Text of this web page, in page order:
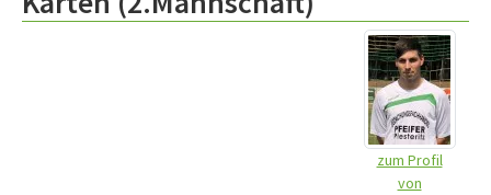
zum Profil
von